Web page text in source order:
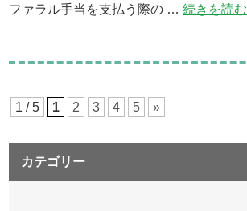
ファラル手当を支払う際の …続きを読む
1 / 5 1 2 3 4 5 »
カテゴリー